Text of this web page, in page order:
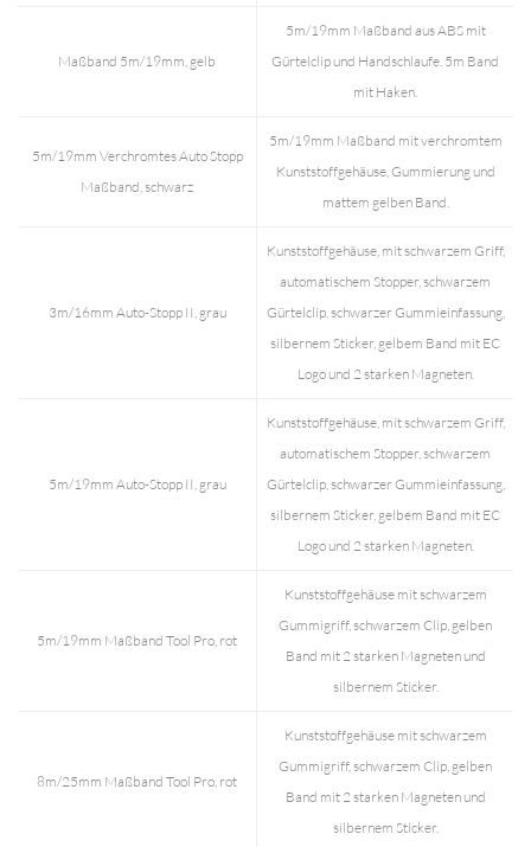
Maßband 5m/19mm, gelb
5m/19mm Maßband aus ABS mit
Gürtelclip und Handschlaufe. 5m Band
mit Haken.
5m/19mm Verchromtes Auto Stopp
Maßband, schwarz
5m/19mm Maßband mit verchromtem
Kunststoffgehäuse, Gummierung und
mattem gelben Band.
3m/16mm Auto-Stopp II, grau
Kunststoffgehäuse, mit schwarzem Griff,
automatischem Stopper, schwarzem
Gürtelclip, schwarzer Gummieinfassung,
silbernem Sticker, gelbem Band mit EC
Logo und 2 starken Magneten.
5m/19mm Auto-Stopp II, grau
Kunststoffgehäuse, mit schwarzem Griff,
automatischem Stopper, schwarzem
Gürtelclip, schwarzer Gummieinfassung,
silbernem Sticker, gelbem Band mit EC
Logo und 2 starken Magneten.
5m/19mm Maßband Tool Pro, rot
Kunststoffgehäuse mit schwarzem
Gummigriff, schwarzem Clip, gelben
Band mit 2 starken Magneten und
silbernem Sticker.
8m/25mm Maßband Tool Pro, rot
Kunststoffgehäuse mit schwarzem
Gummigriff, schwarzem Clip, gelben
Band mit 2 starken Magneten und
silbernem Sticker.